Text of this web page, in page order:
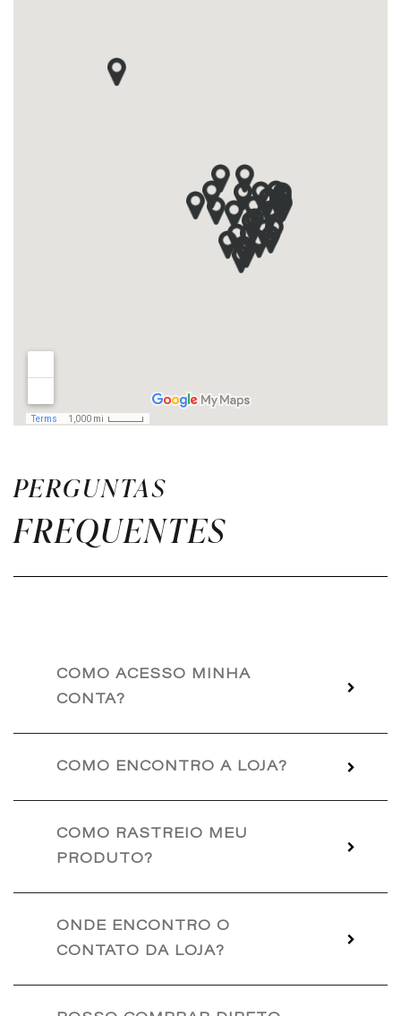
PERGUNTAS
FREQUENTES
COMO ACESSO MINHA
CONTA?
COMO ENCONTRO A LOJA?
COMO RASTREIO MEU
PRODUTO?
ONDE ENCONTRO O
CONTATO DA LOJA?